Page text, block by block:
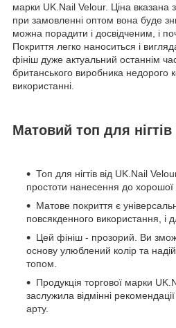
марки UK.Nail Velour. Ціна
при замовленні оптом вона буде
можна порадити і досвідченим, і
Покриття легко наноситься і
фініш дуже актуальний останнім
британського виробника недорого
використанні.
Матовий топ для
Топ для нігтів від UK.Nail
простоти нанесення до хорошої
Матове покриття є
повсякденного використання, і
Цей фініш - прозорий. Ви
основу улюблений колір та
топом.
Продукція торгової марки
заслужила відмінні
арту.